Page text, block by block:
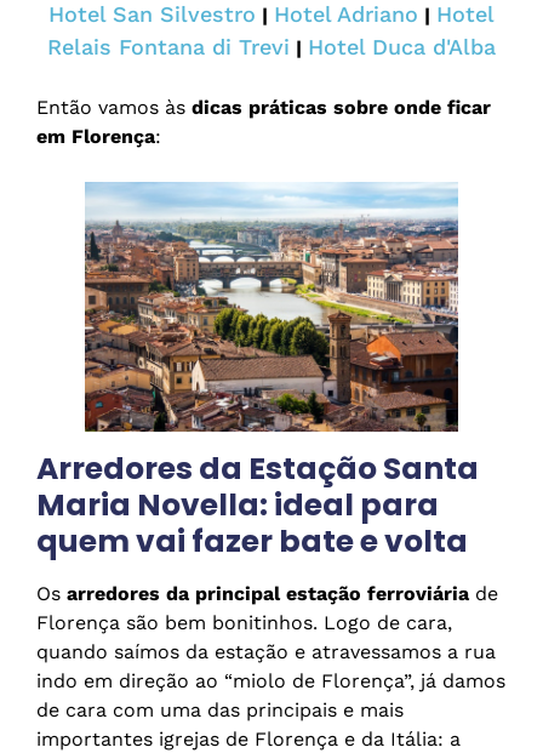
Hotel San Silvestro | Hotel Adriano | Hotel
Relais Fontana di Trevi | Hotel Duca d'Alba
Então vamos às dicas práticas sobre onde ficar
em Florença:
Arredores da Estação Santa
Maria Novella: ideal para
quem vai fazer bate e volta
Os arredores da principal estação ferroviária de
Florença são bem bonitinhos. Logo de cara,
quando saímos da estação e atravessamos a rua
indo em direção ao “miolo de Florença”, já damos
de cara com uma das principais e mais
importantes igrejas de Florença e da Itália: a